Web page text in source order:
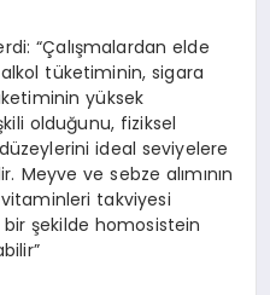
“Çalışmalardan elde
tüketiminin, sigara
yüksek
olduğunu, fiziksel
ideal seviyelere
Meyve ve sebze alımının
vitaminleri takviyesi
şekilde homosistein